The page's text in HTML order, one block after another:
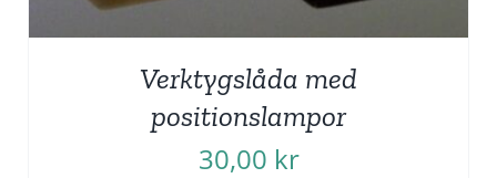
Verktygslåda med
positionslampor
30,00 kr